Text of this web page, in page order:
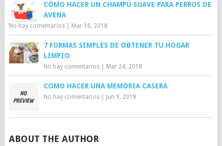
CÓMO HACER UN CHAMPÚ SUAVE PARA PERROS DE
AVENA
No hay comentarios| Mar 16, 2018
7 FORMAS SIMPLES DE OBTENER TU HOGAR
LIMPIO
No hay comentarios| Mar 24, 2018
COMO HACER UNA MEMORIA CASERA
No hay comentarios| Jun 9, 2018
ABOUT THE AUTHOR